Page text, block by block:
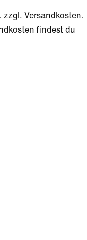
zzgl. Versandkosten.
findest du